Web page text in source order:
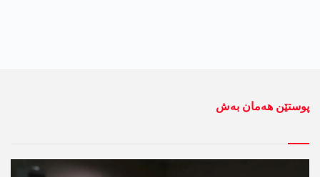
پوستێن ھەمان بەش